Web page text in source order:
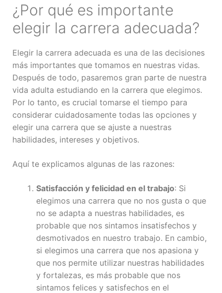
¿Por qué es importante
elegir la carrera adecuada?
Elegir la carrera adecuada es una de las decisiones
más importantes que tomamos en nuestras vidas.
Después de todo, pasaremos gran parte de nuestra
vida adulta estudiando en la carrera que elegimos.
Por lo tanto, es crucial tomarse el tiempo para
considerar cuidadosamente todas las opciones y
elegir una carrera que se ajuste a nuestras
habilidades, intereses y objetivos.
Aquí te explicamos algunas de las razones:
Satisfacción y felicidad en el trabajo: Si
elegimos una carrera que no nos gusta o que
no se adapta a nuestras habilidades, es
probable que nos sintamos insatisfechos y
desmotivados en nuestro trabajo. En cambio,
si elegimos una carrera que nos apasiona y
que nos permite utilizar nuestras habilidades
y fortalezas, es más probable que nos
sintamos felices y satisfechos en el